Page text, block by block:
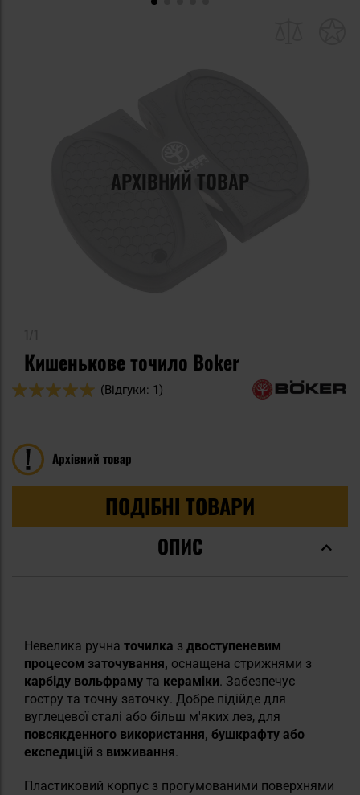
АРХІВНИЙ ТОВАР
Кишенькове точило Boker
Оцінка:
(Відгуки: 1)
Архівний товар
ПОДІБНІ ТОВАРИ
ОПИС
Невелика ручна точилка з двоступеневим
процесом заточування, оснащена стрижнями з
карбіду вольфраму та кераміки. Забезпечує
гостру та точну заточку. Добре підійде для
вуглецевої сталі або більш м'яких лез, для
повсякденного використання, бушкрафту або
експедицій з виживання.
Пластиковий корпус з прогумованими поверхнями